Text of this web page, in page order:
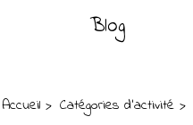
Blog
Accueil Catégories d'activité